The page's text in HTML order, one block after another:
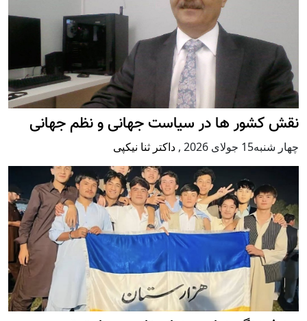
نقش کشور ها در سیاست جهانی و نظم جهانی
چهار شنبه15 جولای 2026 , داکتر ثنا نیکپی